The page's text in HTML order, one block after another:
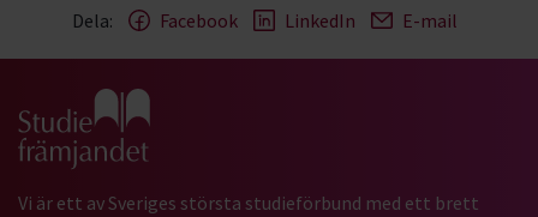
Dela: Facebook LinkedIn E-mail
Gå till studiefrämjandets startsida
Vi är ett av Sveriges största studieförbund med ett brett